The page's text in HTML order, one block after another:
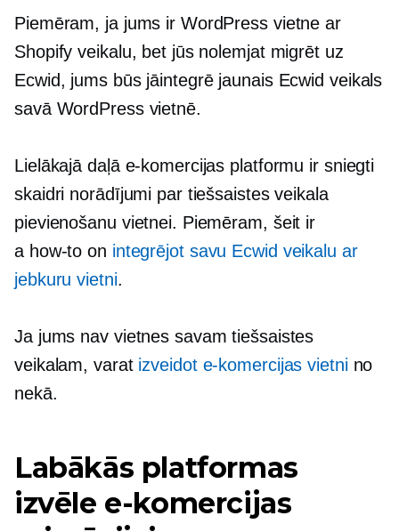
Piemēram, ja jums ir WordPress vietne ar
Shopify veikalu, bet jūs nolemjat migrēt uz
Ecwid, jums būs jāintegrē jaunais Ecwid veikals
savā WordPress vietnē.
Lielākajā daļā e-komercijas platformu ir sniegti
skaidri norādījumi par tiešsaistes veikala
pievienošanu vietnei. Piemēram, šeit ir
a how-to on integrējot savu Ecwid veikalu ar
jebkuru vietni.
Ja jums nav vietnes savam tiešsaistes
veikalam, varat izveidot e-komercijas vietnino
nekā.
Labākās platformas
izvēle e-komercijas